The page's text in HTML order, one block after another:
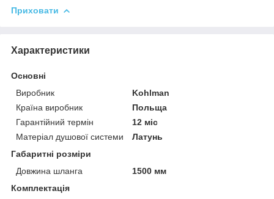
Приховати
Характеристики
Основні
Виробник
Kohlman
Країна виробник
Польща
Гарантійний термін
12 міс
Матеріал душової системи
Латунь
Габаритні розміри
Довжина шланга
1500 мм
Комплектація